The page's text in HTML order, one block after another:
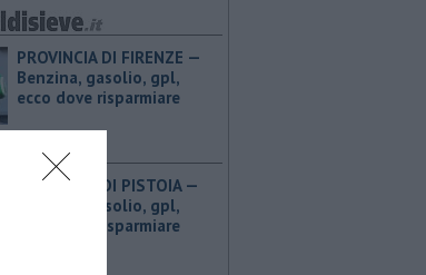
PROVINCIA DI FIRENZE — ​
Benzina, gasolio, gpl,
ecco dove risparmiare
PROVINCIA DI PISTOIA — ​
Benzina, gasolio, gpl,
ecco dove risparmiare